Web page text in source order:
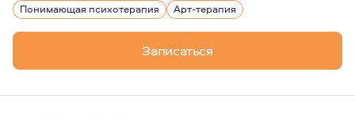
Понимающая психотерапия
Арт-терапия
Записаться